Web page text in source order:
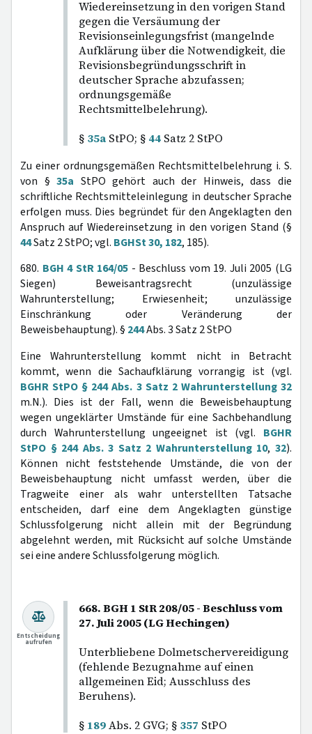
Wiedereinsetzung in den vorigen Stand
gegen die Versäumung der
Revisionseinlegungsfrist (mangelnde
Aufklärung über die Notwendigkeit, die
Revisionsbegründungsschrift in
deutscher Sprache abzufassen;
ordnungsgemäße
Rechtsmittelbelehrung).
§ 35a StPO; § 44 Satz 2 StPO
Zu einer ordnungsgemäßen Rechtsmittelbelehrung i. S.
von §35a StPO gehört auch der Hinweis, dass die
schriftliche Rechtsmitteleinlegung in deutscher Sprache
erfolgen muss. Dies begründet für den Angeklagten den
Anspruch auf Wiedereinsetzung in den vorigen Stand (§
44Satz 2 StPO; vgl. BGHSt 30, 182, 185).
680. BGH 4 StR 164/05 - Beschluss vom 19. Juli 2005 (LG
Siegen) Beweisantragsrecht (unzulässige
Wahrunterstellung; Erwiesenheit; unzulässige
Einschränkung oder Veränderung der
Beweisbehauptung). § 244Abs. 3 Satz 2 StPO
Eine Wahrunterstellung kommt nicht in Betracht
kommt, wenn die Sachaufklärung vorrangig ist (vgl.
BGHR StPO § 244 Abs. 3 Satz 2 Wahrunterstellung 32
m.N.). Dies ist der Fall, wenn die Beweisbehauptung
wegen ungeklärter Umstände für eine Sachbehandlung
durch Wahrunterstellung ungeeignet ist (vgl. BGHR
StPO § 244 Abs. 3 Satz 2 Wahrunterstellung 10,32).
Können nicht feststehende Umstände, die von der
Beweisbehauptung nicht umfasst werden, über die
Tragweite einer als wahr unterstellten Tatsache
entscheiden, darf eine dem Angeklagten günstige
Schlussfolgerung nicht allein mit der Begründung
abgelehnt werden, mit Rücksicht auf solche Umstände
sei eine andere Schlussfolgerung möglich.
668. BGH 1 StR 208/05 - Beschluss vom
27. Juli 2005 (LG Hechingen)
Unterbliebene Dolmetschervereidigung
(fehlende Bezugnahme auf einen
allgemeinen Eid; Ausschluss des
Beruhens).
§ 189Abs. 2 GVG; § 357 StPO
Entscheidung
aufrufen